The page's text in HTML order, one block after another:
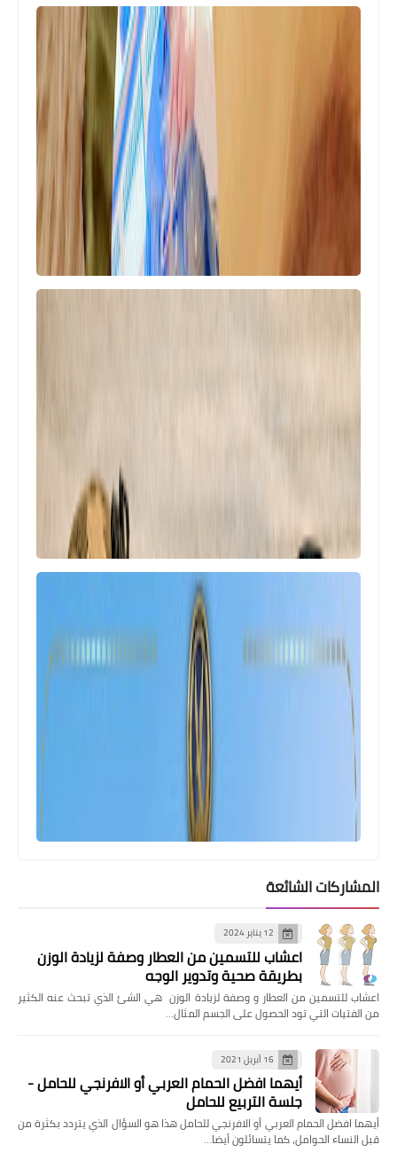
المشاركات الشائعة
12 يناير 2024
اعشاب للتسمين من العطار وصفة لزيادة الوزن
بطريقة صحية وتدوير الوجه
اعشاب للتسمين من العطار و وصفة لزيادة الوزن هي الشئ الذي تبحث عنه الكثير
من الفتيات التي تود الحصول على الجسم المثال…
16 أبريل 2021
أيهما افضل الحمام العربي أو الافرنجي للحامل -
جلسة التربيع للحامل
أيهما افضل الحمام العربي أو الافرنجي للحامل هذا هو السؤال الذي يتردد بكثرة من
قبل النساء الحوامل، كما يتسائلون أيضا…